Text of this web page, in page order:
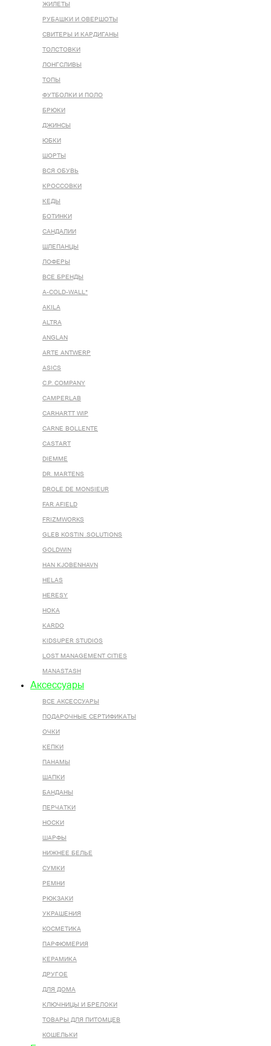
ЖИЛЕТЫ
РУБАШКИ И ОВЕРШОТЫ
СВИТЕРЫ И КАРДИГАНЫ
ТОЛСТОВКИ
ЛОНГСЛИВЫ
ТОПЫ
ФУТБОЛКИ И ПОЛО
БРЮКИ
ДЖИНСЫ
ЮБКИ
ШОРТЫ
ВСЯ ОБУВЬ
КРОССОВКИ
КЕДЫ
БОТИНКИ
САНДАЛИИ
ШЛЕПАНЦЫ
ЛОФЕРЫ
ВСЕ БРЕНДЫ
A-COLD-WALL*
AKILA
ALTRA
ANGLAN
ARTE ANTWERP
ASICS
C.P. COMPANY
CAMPERLAB
CARHARTT WIP
CARNE BOLLENTE
CASTART
DIEMME
DR. MARTENS
DROLE DE MONSIEUR
FAR AFIELD
FRIZMWORKS
GLEB KOSTIN .SOLUTIONS
GOLDWIN
HAN KJOBENHAVN
HELAS
HERESY
HOKA
KARDO
KIDSUPER STUDIOS
LOST MANAGEMENT CITIES
MANASTASH
Аксессуары
ВСЕ AКСЕССУАРЫ
ПОДАРОЧНЫЕ СЕРТИФИКАТЫ
ОЧКИ
КЕПКИ
ПАНАМЫ
ШАПКИ
БАНДАНЫ
ПЕРЧАТКИ
НОСКИ
ШАРФЫ
НИЖНЕЕ БЕЛЬЕ
СУМКИ
РЕМНИ
РЮКЗАКИ
УКРАШЕНИЯ
КОСМЕТИКА
ПАРФЮМЕРИЯ
КЕРАМИКА
ДРУГОЕ
ДЛЯ ДОМА
КЛЮЧНИЦЫ И БРЕЛОКИ
ТОВАРЫ ДЛЯ ПИТОМЦЕВ
КОШЕЛЬКИ